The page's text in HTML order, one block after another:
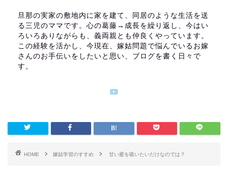
旦那の実家の敷地内に家を建て、同居のような生活を送
る三児のママです。心の葛藤→成長を繰り返し、今はい
ろいろありながらも、義両親とも仲良くやっています。
この経験を活かし、今現在、嫁姑問題で悩んでいるお嫁
さんのお手伝いをしたいと思い、ブログを書く日々で
す。
HOME 嫁姑学習のすすめ 甘い蜜を吸いたいだけなのでは？